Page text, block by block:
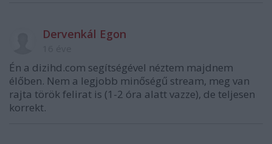
Dervenkál Egon
Én a dizihd.com segítségével néztem majdnem
élőben. Nem a legjobb minőségű stream, meg van
rajta török felirat is (1-2 óra alatt vazze), de teljesen
korrekt.